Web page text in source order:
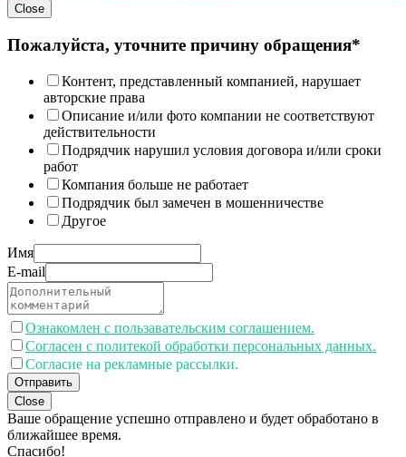
Close
Пожалуйста, уточните причину обращения*
Контент, представленный компанией, нарушает
авторские права
Описание и/или фото компании не соответствуют
действительности
Подрядчик нарушил условия договора и/или сроки
работ
Компания больше не работает
Подрядчик был замечен в мошенничестве
Другое
Имя
E-mail
Ознакомлен с пользавательским соглашением.
Согласен с политекой обработки персональных данных.
Согласие на рекламные рассылки.
Отправить
Close
Ваше обращение успешно отправлено и будет обработано в
ближайшее время.
Спасибо!